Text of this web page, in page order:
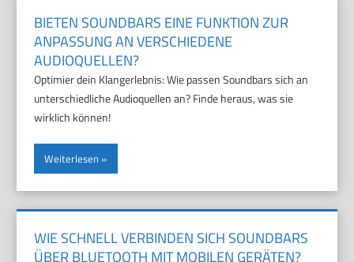
BIETEN SOUNDBARS EINE FUNKTION ZUR
ANPASSUNG AN VERSCHIEDENE
AUDIOQUELLEN?
Optimier dein Klangerlebnis: Wie passen Soundbars sich an
unterschiedliche Audioquellen an? Finde heraus, was sie
wirklich können!
Weiterlesen
WIE SCHNELL VERBINDEN SICH SOUNDBARS
ÜBER BLUETOOTH MIT MOBILEN GERÄTEN?